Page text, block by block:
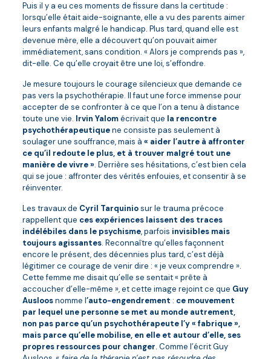
Puis il y a eu ces moments de fissure dans la certitude :
lorsqu’elle était aide-soignante, elle a vu des parents aimer
leurs enfants malgré le handicap. Plus tard, quand elle est
devenue mère, elle a découvert qu’on pouvait aimer
immédiatement, sans condition. « Alors je comprends pas »,
dit-elle. Ce qu’elle croyait être une loi, s’effondre.
Je mesure toujours le courage silencieux que demande ce
pas vers la psychothérapie. Il faut une force immense pour
accepter de se confronter à ce que l’on a tenu à distance
toute une vie. Irvin Yalomécrivait que la rencontre
psychothérapeutiquene consiste pas seulement à
soulager une souffrance, mais à « aider l’autre à affronter
ce qu’il redoute le plus, et à trouver malgré tout une
manière de vivre ». Derrière ses hésitations, c’est bien cela
qui se joue : affronter des vérités enfouies, et consentir à se
réinventer.
Les travaux de Cyril Tarquiniosur le trauma précoce
rappellent que ces expériences laissent des traces
indélébiles dans le psychisme, parfois invisibles mais
toujours agissantes. Reconnaître qu’elles façonnent
encore le présent, des décennies plus tard, c’est déjà
légitimer ce courage de venir dire : « je veux comprendre ».
Cette femme me disait qu’elle se sentait « prête à
accoucher d’elle-même », et cette image rejoint ce que Guy
Ausloosnomme l’auto-engendrement : ce mouvement
par lequel une personne se met au monde autrement,
non pas parce qu’un psychothérapeute l’y « fabrique »,
mais parce qu’elle mobilise, en elle et autour d’elle, ses
propres ressources pour changer. Comme l’écrit Guy